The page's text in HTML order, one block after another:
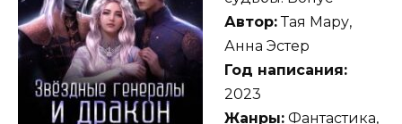
Автор:Тая Мару,
Анна Эстер
Год написания:
2023
Жанры: Фантастика,